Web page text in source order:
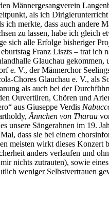
Männergesangverein
als ich
merkte, dass auch andere
zu lassen, habe ich gleich
sich alle Erfolge bisheriger
Franz Liszts – trat ich
Glauchau
e. V., der Männerchor
Chores Glauchau e. V., als
als auch bei der
Ouvertüren, Chören und
aus Giuseppe Verdis
Ännchen von Tharau
unsere Sängerahnen im 19.
dass sie bei einem
meisten wirkt dieses
anders verlaufen und
nichts zutrauten), sowie
weniger Selbstvertrauen